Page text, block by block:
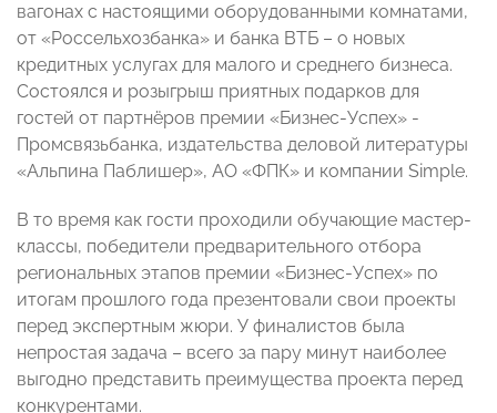
вагонах с настоящими оборудованными комнатами,
от «Россельхозбанка» и банка ВТБ – о новых
кредитных услугах для малого и среднего бизнеса.
Состоялся и розыгрыш приятных подарков для
гостей от партнёров премии «Бизнес-Успех» -
Промсвязьбанка, издательства деловой литературы
«Альпина Паблишер», АО «ФПК» и компании Simple.
В то время как гости проходили обучающие мастер-
классы, победители предварительного отбора
региональных этапов премии «Бизнес-Успех» по
итогам прошлого года презентовали свои проекты
перед экспертным жюри. У финалистов была
непростая задача – всего за пару минут наиболее
выгодно представить преимущества проекта перед
конкурентами.